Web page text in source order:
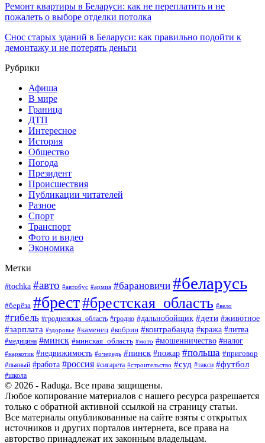
Ремонт квартиры в Беларуси: как не переплатить и не
пожалеть о выборе отделки потолка
Снос старых зданий в Беларуси: как правильно подойти к
демонтажу и не потерять деньги
Рубрики
Афиша
В мире
Граница
ДТП
Интересное
История
Общество
Погода
Президент
Происшествия
Публикации читателей
Разное
Спорт
Транспорт
Фото и видео
Экономика
Метки
#tochka #авто #автобус #армия #барановичи #беларусь
#берёза #брест#брестская_область #вело
#гибель #гродненская_область #гродно #дальнобойщик #дети #животное
#зарплата #здоровье #каменец #кобрин #контрабанда #кража #литва
#медицина #минск #минская_область #мото #мошенничество #налог
#наркотик #недвижимость #очередь #пинск #пожар #польша #приговор
#пьяный #работа #россия #сигарета #строительство #суд #такси #футбол
#школа
© 2026 - Raduga. Все права защищены.
Любое копирование материалов с нашего ресурса разрешается
только с обратной активной ссылкой на страницу статьи.
Все материалы опубликованные на сайте взяты с открытых
источников и других порталов интернета, все права на
авторство принадлежат их законным владельцам.